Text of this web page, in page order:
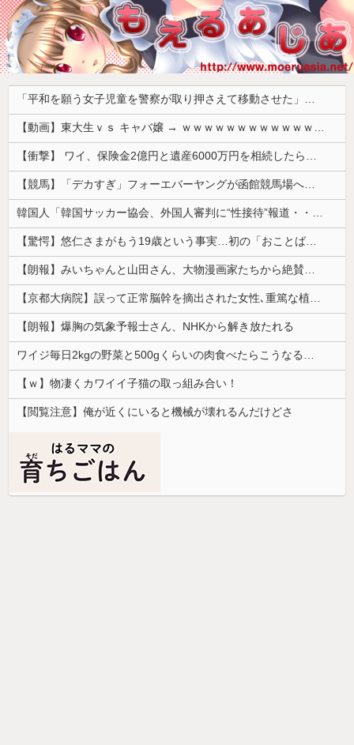
「平和を願う女子児童を警察が取り押さえて移動させた」と市民団体が告発、「児童……どこ？」とガチで困惑する人が続出
【動画】東大生ｖｓ キャバ嬢 → ｗｗｗｗｗｗｗｗｗｗｗｗｗｗｗｗｗｗ
【衝撃】 ワイ、保険金2億円と遺産6000万円を相続したら「こう」なった・・・
【競馬】「デカすぎ」フォーエバーヤングが函館競馬場へ入厩 573キロ 矢作師「もう1段パワーアップ」
韓国人「韓国サッカー協会、外国人審判に“性接待”報道・・・」→「2002年の審判買収が事実だったのか？」「日本人が言ってたこと正しかったね・・・...
【驚愕】悠仁さまがもう19歳という事実…初の「おことば」にネット民驚嘆
【朗報】みいちゃんと山田さん、大物漫画家たちから絶賛されるｗｗｗｗ
【京都大病院】誤って正常脳幹を摘出された女性､重篤な植物状態だが意識は正常で何かを思考していると判明
【朗報】爆胸の気象予報士さん、NHKから解き放たれる
ワイジ毎日2kgの野菜と500gくらいの肉食べたらこうなるｗｗｗ
【ｗ】物凄くカワイイ子猫の取っ組み合い！
【閲覧注意】俺が近くにいると機械が壊れるんだけどさ